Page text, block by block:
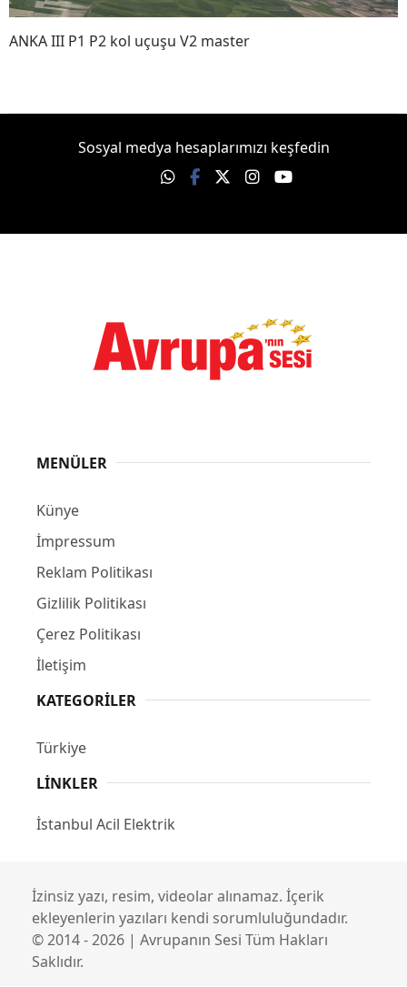
ANKA III P1 P2 kol uçuşu V2 master
Sosyal medya hesaplarımızı keşfedin
MENÜLER
Künye
İmpressum
Reklam Politikası
Gizlilik Politikası
Çerez Politikası
İletişim
KATEGORILER
Türkiye
LINKLER
İstanbul Acil Elektrik
İzinsiz yazı, resim, videolar alınamaz. İçerik
ekleyenlerin yazıları kendi sorumluluğundadır.
© 2014 - 2026 | Avrupanın Sesi Tüm Hakları
Saklıdır.